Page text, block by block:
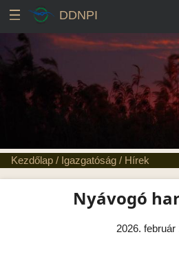
DDNPI
Kezdőlap / Igazgatóság / Hírek
Nyávogó
2026. február